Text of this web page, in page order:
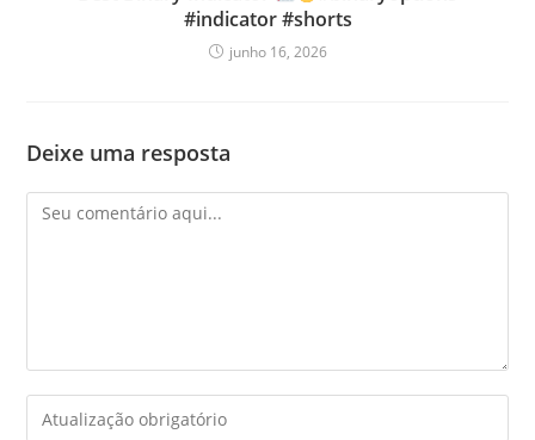
#indicator #shorts
junho 16, 2026
Deixe uma resposta